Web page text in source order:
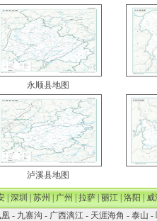
永顺县地图
泸溪县地图
|深圳|苏州|广州|拉萨|丽江|洛阳|威
- 九寨沟 - 广西漓江- 天涯海角 - 泰山 -